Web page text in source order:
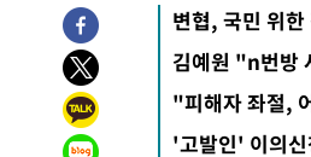
-1569초 전 >
이란, 호르무즈서 "적국
례 큰 폭발음
-30644초 전 >
[속보]종합특검, '계엄
-29517초 전 >
외신들도 주목한 韓축
-29488초 전 >
11시간 압수수색에 성
-28510초 전 >
[속보]규제합리화위원
변협, 국민 위
김예원 "n번방
"피해자 좌절,
'고발인' 이의신